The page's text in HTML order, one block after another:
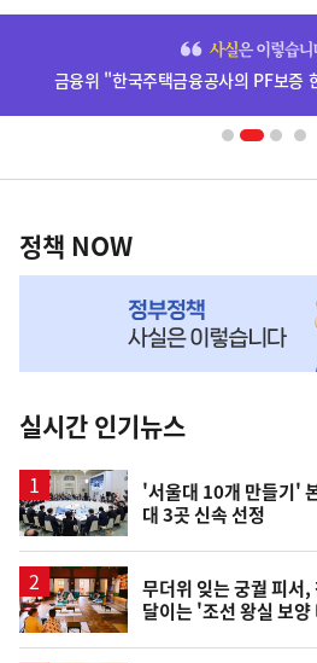
배
영
금융위 "한국주택금융공사의 PF보증
책
NOW,
뉴
스
정책 NOW
실시간 인기뉴스
'서울대 10개 만들기'
대 3곳 신속 선정
무더위 잊는 궁궐 피서
달이는 '조선 왕실 보양